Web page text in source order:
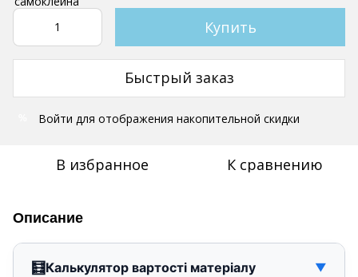
Купить
Быстрый заказ
Войти для отображения накопительной скидки
В избранное К сравнению
Описание
🧮Калькулятор вартості матеріалу ▼